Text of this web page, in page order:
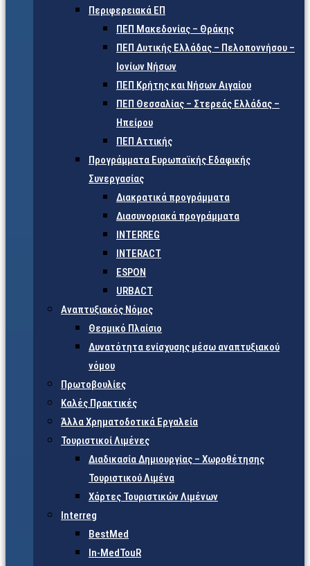
Περιφερειακά ΕΠ
ΠΕΠ Μακεδονίας – Θράκης
ΠΕΠ Δυτικής Ελλάδας – Πελοποννήσου –
Ιονίων Νήσων
ΠΕΠ Κρήτης και Νήσων Αιγαίου
ΠΕΠ Θεσσαλίας – Στερεάς Ελλάδας –
Ηπείρου
ΠΕΠ Αττικής
Προγράμματα Ευρωπαϊκής Εδαφικής
Συνεργασίας
Διακρατικά προγράμματα
Διασυνοριακά προγράμματα
INTERREG
INTERACT
ESPON
URBACT
Αναπτυξιακός Νόμος
Θεσμικό Πλαίσιο
Δυνατότητα ενίσχυσης μέσω αναπτυξιακού
νόμου
Πρωτοβουλίες
Καλές Πρακτικές
Άλλα Χρηματοδοτικά Εργαλεία
Τουριστικοί Λιμένες
Διαδικασία Δημιουργίας – Χωροθέτησης
Τουριστικού Λιμένα
Χάρτες Τουριστικών Λιμένων
Interreg
BestMed
In-MedTouR